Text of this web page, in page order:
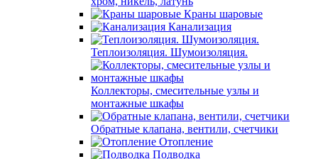
Краны шаровые
Канализация
Теплоизоляция. Шумоизоляция.
Коллекторы, смесительные узлы и
монтажные шкафы
Обратные клапана, вентили, счетчики
Отопление
Подводка